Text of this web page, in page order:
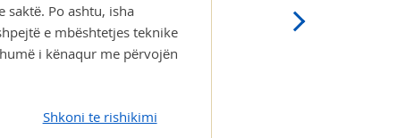
Po ashtu, isha
e mbështetjes teknike
i kënaqur me përvojën
Shkoni te rishikimi